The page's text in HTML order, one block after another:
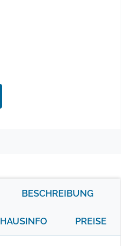
BESCHREIBUNG
HAUSINFO PREISE